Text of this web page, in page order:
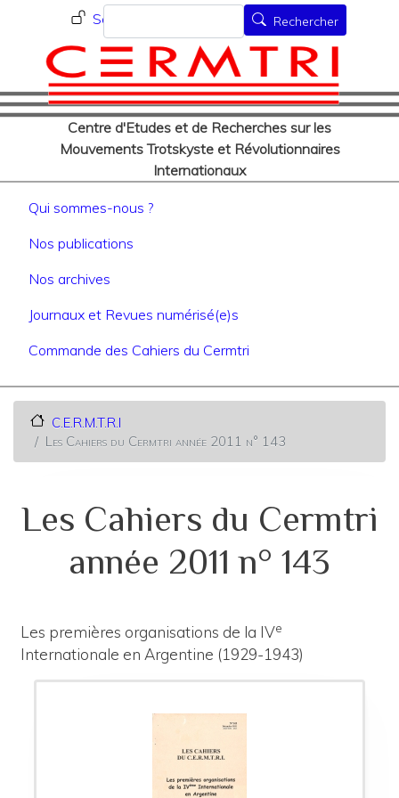
au
contenu
principal
Menu du compte de
Se connecter
Centre d'Etudes et de Recherches sur les
Mouvements Trotskyste et Révolutionnaires
Internationaux
Rechercher Rechercher
Navigation principale
Qui sommes-nous ?
Nos publications
Nos archives
Journaux et Revues numérisé(e)s
Commande des Cahiers du Cermtri
C.E.R.M.T.R.I
Les Cahiers du Cermtri année 2011 n° 143
Les Cahiers du Cermtri
année 2011 n° 143
Les premières organisations de la IVe
Internationale en Argentine (1929-1943)